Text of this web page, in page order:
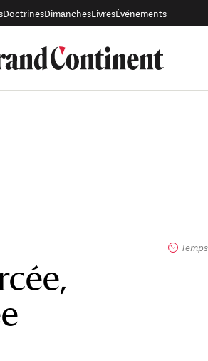
DoctrinesDimanchesLivresÉvénements